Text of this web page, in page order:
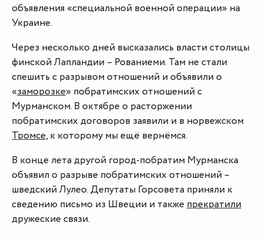
объявления «специальной военной операции» на
Украине.
Через несколько дней высказались власти столицы
финской Лапландии – Рованиеми. Там не стали
спешить с разрывом отношений и объявили о
«заморозке» побратимских отношений с
Мурманском. В октябре о расторжении
побратимских договоров заявили и в норвежском
Тромсе, к которому мы ещё вернёмся.
В конце лета другой город-побратим Мурманска
объявил о разрыве побратимских отношений –
шведский Лулео. Депутаты Горсовета приняли к
сведению письмо из Швеции и также прекратили
дружеские связи.